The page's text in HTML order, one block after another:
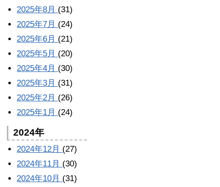
2025年8月 (31)
2025年7月 (24)
2025年6月 (21)
2025年5月 (20)
2025年4月 (30)
2025年3月 (31)
2025年2月 (26)
2025年1月 (24)
2024年
2024年12月 (27)
2024年11月 (30)
2024年10月 (31)